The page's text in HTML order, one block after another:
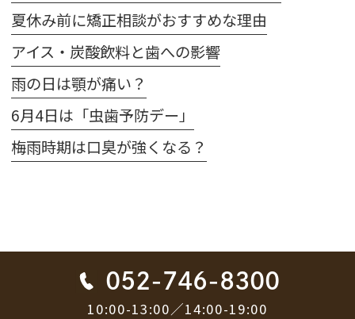
夏休み前に矯正相談がおすすめな理由
アイス・炭酸飲料と歯への影響
雨の日は顎が痛い？
6月4日は「虫歯予防デー」
梅雨時期は口臭が強くなる？
052-746-8300
10:00-13:00／14:00-19:00